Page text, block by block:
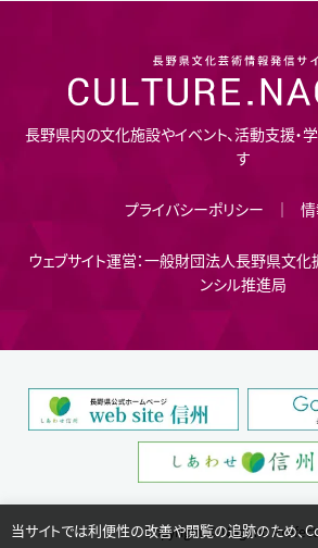
長野県内の文化施設やイベント、活動支援・
す
プライバシーポリシー
ウェブサイト運営：一般財団法人長野県文
ンシル推進局
Copyright © Nagano
当サイトでは利便性の改善や閲覧の追跡のため、